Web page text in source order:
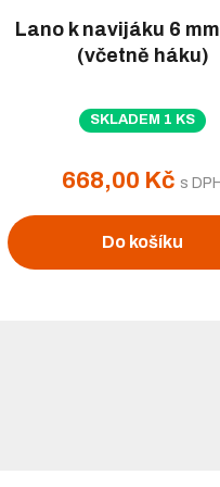
Lano k navijáku 6
(včetně háku)
SKLADEM 1 KS
668,00 Kč s
Do košíku